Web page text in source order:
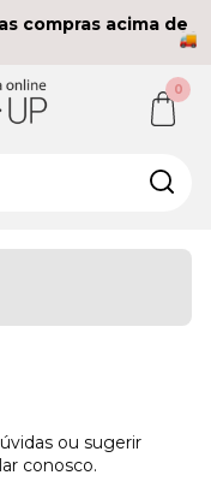
compras acima de
0
ou sugerir
conosco.